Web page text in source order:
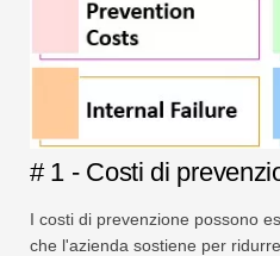
# 1 - Costi di
I costi di prevenzione possono
che l'azienda sostiene per